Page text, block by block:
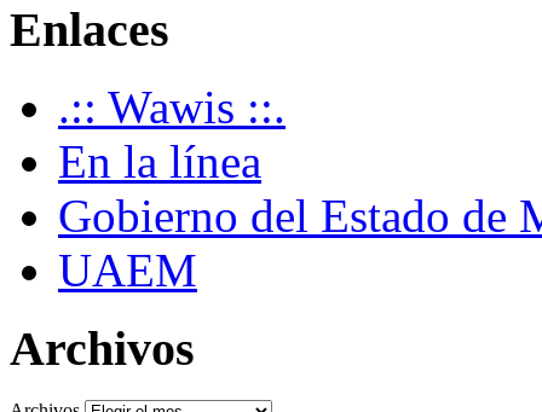
Enlaces
.:: Wawis ::.
En la línea
Gobierno del Estado de
UAEM
Archivos